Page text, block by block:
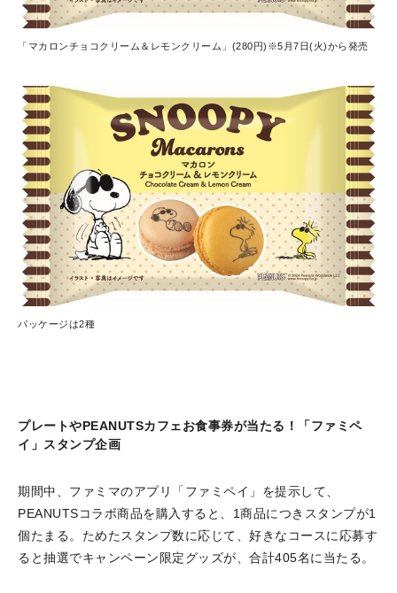
「マカロンチョコクリーム＆レモンクリーム」(280円)※5月7日(火)から発売
パッケージは2種
プレートやPEANUTSカフェお食事券が当たる！「ファミペ
イ」スタンプ企画
期間中、ファミマのアプリ「ファミペイ」を提示して、
PEANUTSコラボ商品を購入すると、1商品につきスタンプが1
個たまる。ためたスタンプ数に応じて、好きなコースに応募す
ると抽選でキャンペーン限定グッズが、合計405名に当たる。